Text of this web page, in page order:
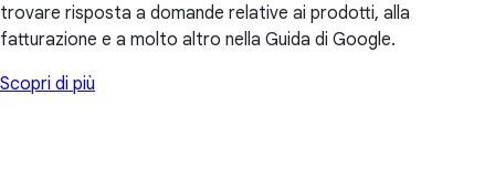
trovare risposta a domande relative ai prodotti, alla
fatturazione e a molto altro nella Guida di Google.
Scopri di più